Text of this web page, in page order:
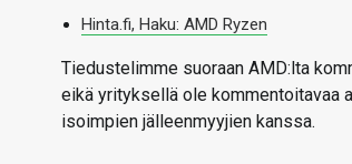
Hinta.fi, Haku: AMD Ryzen
Tiedustelimme suoraan AMD:lta
eikä yrityksellä ole kommentoitavaa
isoimpien jälleenmyyjien kanssa.